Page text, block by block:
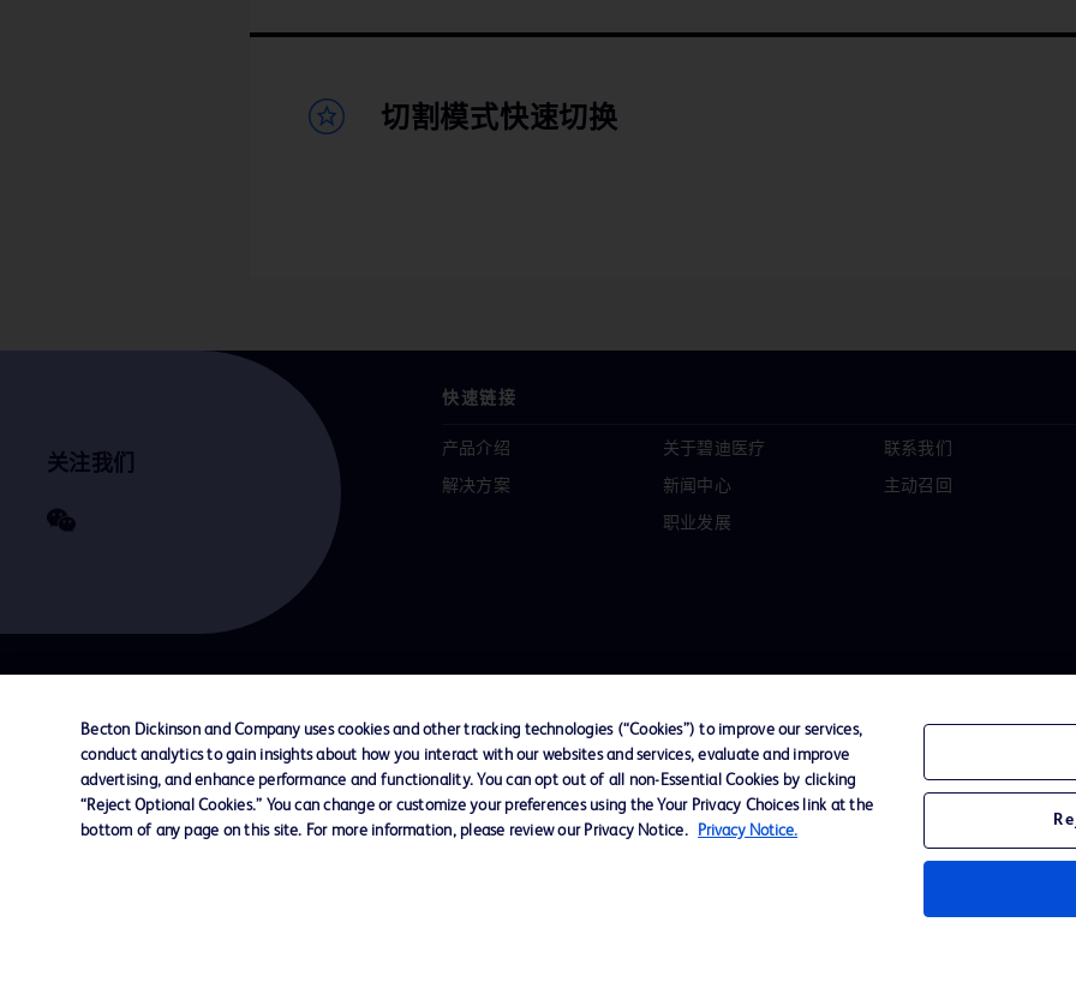
切割模式快速切换
关注我们
快速链接
产品介绍
解决方案
关于碧迪医疗
新闻中心
职业发展
联系我们
主动召回
联系我们 Cookie 政策 隐私政策 使用条款
© 2026 BD. All rights reserved. BD and the BD Logo
are trademarks of Becton, Dickinson and Company. All
Becton Dickinson and Company uses cookies and other tracking technologies (“Cookies”) to improve our services,
conduct analytics to gain insights about how you interact with our websites and services, evaluate and improve
advertising, and enhance performance and functionality. You can opt out of all non-Essential Cookies by clicking
“Reject Optional Cookies.” You can change or customize your preferences using the Your Privacy Choices link at the
bottom of any page on this site. For more information, please review our Privacy Notice.
Privacy Notice.